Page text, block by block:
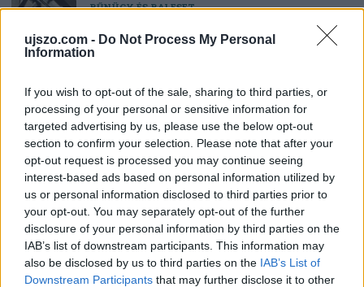
ujszo.com - Do Not Process My Personal
Information
If you wish to opt-out of the sale, sharing to third parties, or
processing of your personal or sensitive information for
targeted advertising by us, please use the below opt-out
section to confirm your selection. Please note that after your
opt-out request is processed you may continue seeing
interest-based ads based on personal information utilized by
us or personal information disclosed to third parties prior to
your opt-out. You may separately opt-out of the further
disclosure of your personal information by third parties on the
IAB’s list of downstream participants. This information may
also be disclosed by us to third parties on the IAB’s List of
Downstream Participants that may further disclose it to other
BŰNÜGY ÉS BALESET
Egy bolgár kamionos mágnessel manipulálta
a pihenőidőt
SPORT
Eldől a Ferencváros sorsa
HELYI HÍREK
Polgármesteri vétó a pluszpénzek ellen
HAZA ÉS NAGYVILÁG
Megszerezhető az autópálya mellett kivágott
fa